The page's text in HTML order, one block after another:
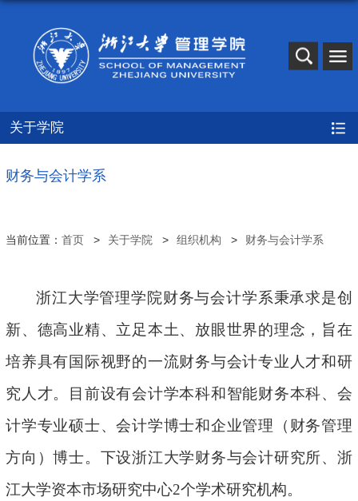
关于学院
财务与会计学系
当前位置： 首页 关于学院 组织机构 财务与会计学系
浙江大学管理学院财务与会计学系秉承求是创
新、德高业精、立足本土、放眼世界的理念，旨在
培养具有国际视野的一流财务与会计专业人才和研
究人才。目前设有会计学本科和智能财务本科、会
计学专业硕士、会计学博士和企业管理（财务管理
方向）博士。下设浙江大学财务与会计研究所、浙
江大学资本市场研究中心2个学术研究机构。